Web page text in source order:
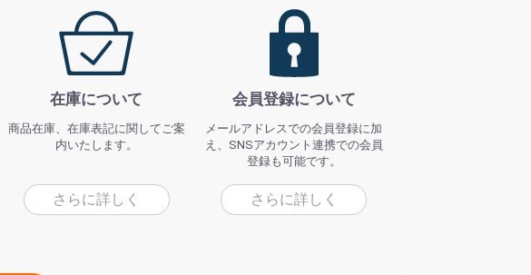
在庫について
商品在庫、在庫表記に関してご案
内いたします。
さらに詳しく
会員登録について
メールアドレスでの会員登録に加
え、SNSアカウント連携での会員
登録も可能です。
さらに詳しく